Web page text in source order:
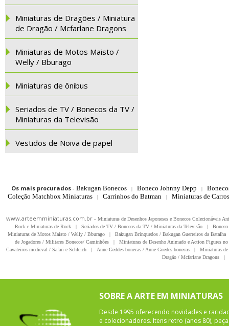
Miniaturas de Dragões / Miniatura
de Dragão / Mcfarlane Dragons
Miniaturas de Motos Maisto /
Welly / Bburago
Miniaturas de ônibus
Seriados de TV / Bonecos da TV /
Miniaturas da Televisão
Vestidos de Noiva de papel
Os mais procurados- Bakugan Bonecos | Boneco Johnny Depp |
Coleção Matchbox Miniaturas
| Carrinhos do Batman | Miniaturas de
www.arteemminiaturas.com.br - Miniaturas de Desenhos Japoneses e Bonecos Colecionáveis
Rock e Miniaturas de Rock
| Seriados de TV / Bonecos da TV / Miniaturas da Televisão |
Miniaturas de Motos Maisto / Welly / Bburago
| Bakugan Brinquedos / Bakugan Guerreiros da Batalha
de Jogadores / Militares Bonecos/ Caminhões
|
Miniaturas de Desenho Animado e Action Figures
Cavaleiros medieval / Safari e Schleich
| Anne Geddes bonecas / Anne Guedes bonecas |
Miniaturas
Dragão / Mcfarlane Dragons
|
SOBRE A ARTE EM MINIATURAS
Desde 1995 oferecendo novidades e
e colecionadores. Itens retro (anos 80),